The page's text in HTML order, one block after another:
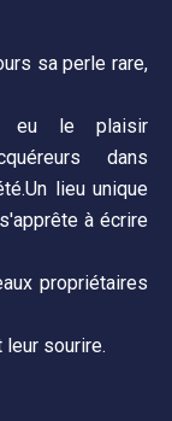
sa perle rare,
eu le plaisir
dans
lieu unique
à écrire
propriétaires
sourire.